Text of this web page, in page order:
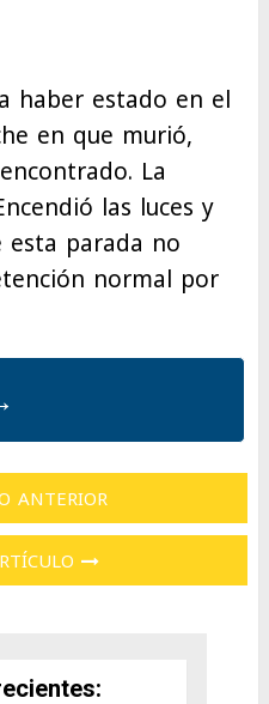
haber estado en el
en que murió,
La
las luces y
esta parada no
normal por
ANTERIOR